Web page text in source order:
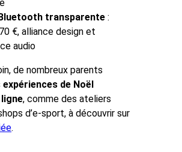
transparente :
€, alliance design et
audio
de nombreux parents
expériences de Noël
, comme des ateliers
d’e-sport, à découvrir sur
.